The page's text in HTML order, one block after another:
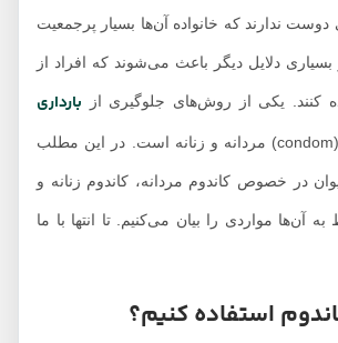
ندارند که خانواده آن‌ها بسیار پرجمعیت
دلایل دیگر باعث می‌شوند که افراد از
یکی از روش‌های جلوگیری ازبارداری
استفاده از کاندوم (condom) مردانه و زنانه است. در این مطلب
خصوص کاندوم مردانه، کاندوم زنانه و
مواردی را بیان می‌کنیم. تا انتها با ما
استفاده کنیم؟